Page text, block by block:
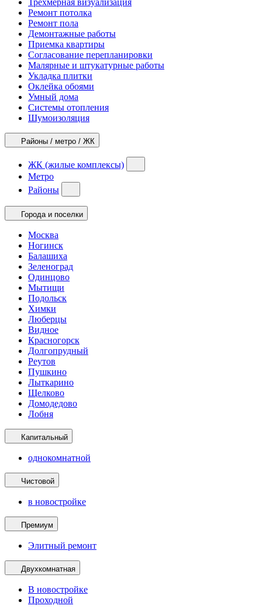
Трехмерная визуализация
Ремонт потолка
Ремонт пола
Демонтажные работы
Приемка квартиры
Согласование перепланировки
Малярные и штукатурные работы
Укладка плитки
Оклейка обоями
Умный дома
Системы отопления
Шумоизоляция
Районы / метро / ЖК
ЖК (жилые комплексы)
Метро
Районы
Города и поселки
Москва
Ногинск
Балашиха
Зеленоград
Одинцово
Мытищи
Подольск
Химки
Люберцы
Видное
Красногорск
Долгопрудный
Реутов
Пушкино
Лыткарино
Щелково
Домодедово
Лобня
Капитальный
однокомнатной
Чистовой
в новостройке
Премиум
Элитный ремонт
Двухкомнатная
В новостройке
Проходной